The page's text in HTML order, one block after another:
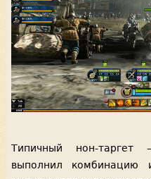
Типичный нон-таргет
выполнил